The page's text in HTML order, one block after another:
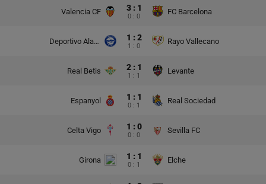
Valencia CF 3 : 1
0 : 0
FC Barcelona
Deportivo Alaves 1 : 2
1 : 0
Rayo Vallecano
Real Betis 2 : 1
1 : 1
Levante
Espanyol 1 : 1
0 : 1
Real Sociedad
Celta Vigo 1 : 0
0 : 0
Sevilla FC
Girona 1 : 1
0 : 1
Elche